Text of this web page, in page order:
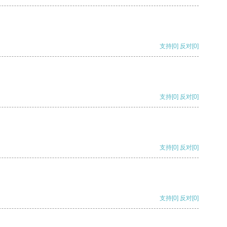
支持[0] 反对[0]
支持[0] 反对[0]
支持[0] 反对[0]
支持[0] 反对[0]